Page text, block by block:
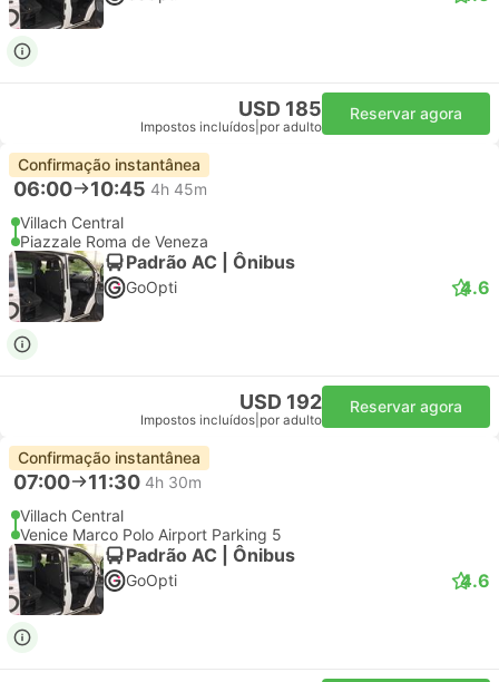
USD 185
Impostos incluídos por adulto
Reservar agora
Confirmação instantânea
06:00 10:45 4h 45m
Villach Central
Piazzale Roma de Veneza
Padrão AC | Ônibus
GoOpti 4.6
USD 192
Impostos incluídos por adulto
Reservar agora
Confirmação instantânea
07:00 11:30 4h 30m
Villach Central
Venice Marco Polo Airport Parking 5
Padrão AC | Ônibus
GoOpti 4.6